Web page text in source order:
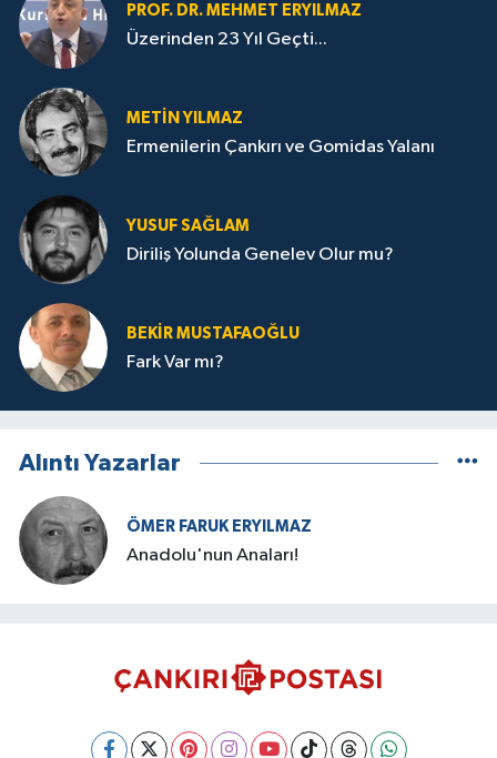
PROF. DR. MEHMET ERYILMAZ
Üzerinden 23 Yıl Geçti...
METIN YILMAZ
Ermenilerin Çankırı ve Gomidas Yalanı
YUSUF SAĞLAM
Diriliş Yolunda Genelev Olur mu?
BEKIR MUSTAFAOĞLU
Fark Var mı?
Alıntı Yazarlar
ÖMER FARUK ERYILMAZ
Anadolu'nun Anaları!